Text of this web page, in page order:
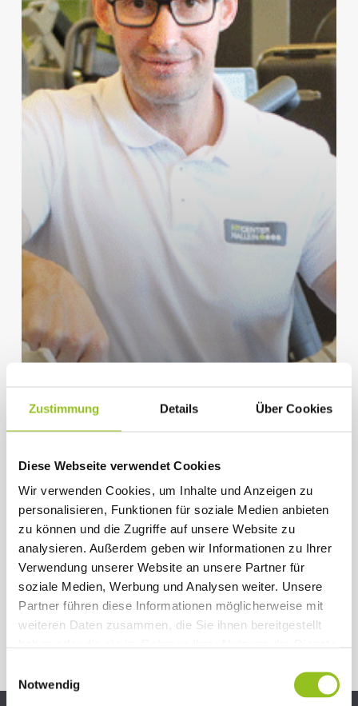
Zustimmung Details Über Cookies
Diese Webseite verwendet Cookies
Wir verwenden Cookies, um Inhalte und Anzeigen zu
personalisieren, Funktionen für soziale Medien anbieten
zu können und die Zugriffe auf unsere Website zu
analysieren. Außerdem geben wir Informationen zu Ihrer
Verwendung unserer Website an unsere Partner für
soziale Medien, Werbung und Analysen weiter. Unsere
Partner führen diese Informationen möglicherweise mit
weiteren Daten zusammen, die Sie ihnen bereitgestellt
Notwendig
Kraft-Training
RICHTIGES
BAUCHTRAINING